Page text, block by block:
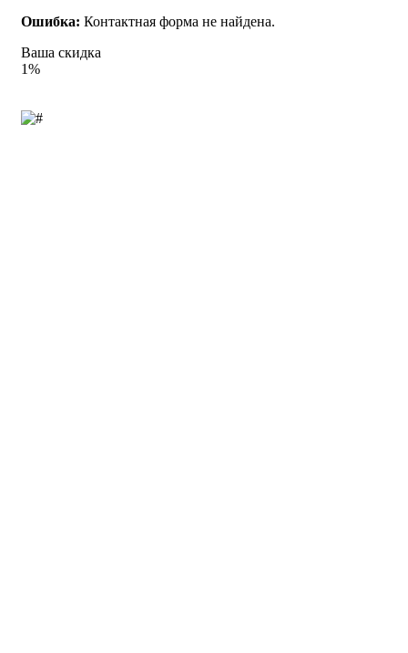
Ошибка: Контактная форма не найдена.
Ваша скидка
1%